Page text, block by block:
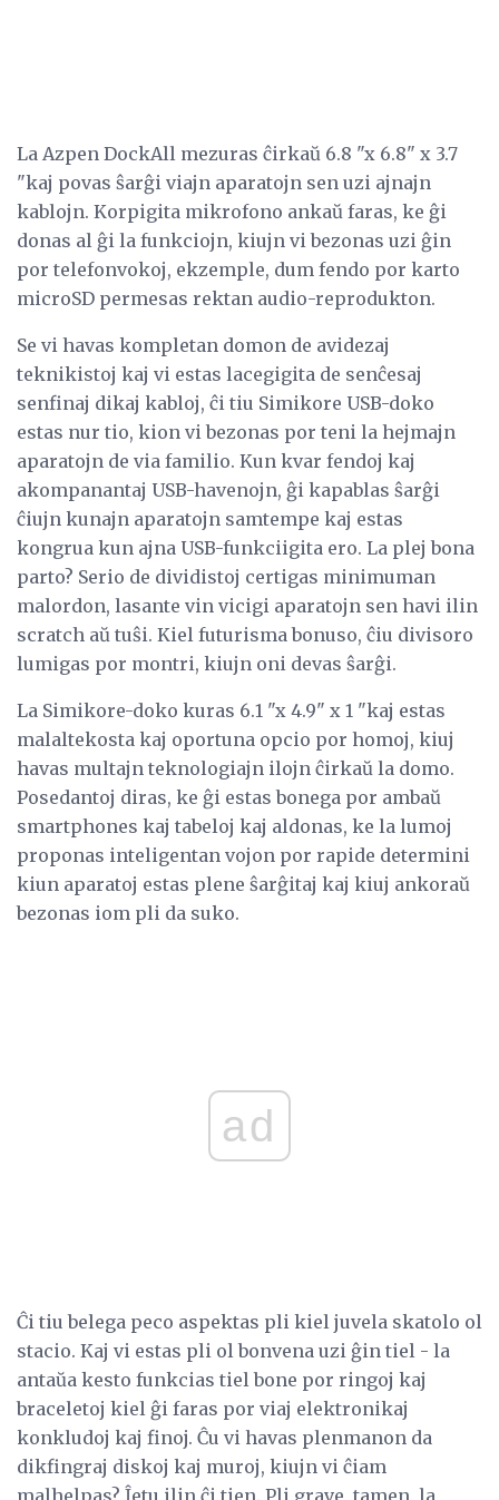
La Azpen DockAll mezuras ĉirkaŭ 6.8 "x 6.8" x 3.7
"kaj povas ŝarĝi viajn aparatojn sen uzi ajnajn
kablojn. Korpigita mikrofono ankaŭ faras, ke ĝi
donas al ĝi la funkciojn, kiujn vi bezonas uzi ĝin
por telefonvokoj, ekzemple, dum fendo por karto
microSD permesas rektan audio-reprodukton.
Se vi havas kompletan domon de avidezaj
teknikistoj kaj vi estas lacegigita de senĉesaj
senfinaj dikaj kabloj, ĉi tiu Simikore USB-doko
estas nur tio, kion vi bezonas por teni la hejmajn
aparatojn de via familio. Kun kvar fendoj kaj
akompanantaj USB-havenojn, ĝi kapablas ŝarĝi
ĉiujn kunajn aparatojn samtempe kaj estas
kongrua kun ajna USB-funkciigita ero. La plej bona
parto? Serio de dividistoj certigas minimuman
malordon, lasante vin vicigi aparatojn sen havi ilin
scratch aŭ tuŝi. Kiel futurisma bonuso, ĉiu divisoro
lumigas por montri, kiujn oni devas ŝarĝi.
La Simikore-doko kuras 6.1 "x 4.9" x 1 "kaj estas
malaltekosta kaj oportuna opcio por homoj, kiuj
havas multajn teknologiajn ilojn ĉirkaŭ la domo.
Posedantoj diras, ke ĝi estas bonega por ambaŭ
smartphones kaj tabeloj kaj aldonas, ke la lumoj
proponas inteligentan vojon por rapide determini
kiun aparatoj estas plene ŝarĝitaj kaj kiuj ankoraŭ
bezonas iom pli da suko.
ad
Ĉi tiu belega peco aspektas pli kiel juvela skatolo ol
stacio. Kaj vi estas pli ol bonvena uzi ĝin tiel - la
antaŭa kesto funkcias tiel bone por ringoj kaj
braceletoj kiel ĝi faras por viaj elektronikaj
konkludoj kaj finoj. Ĉu vi havas plenmanon da
dikfingraj diskoj kaj muroj, kiujn vi ĉiam
malhelpas? Ĵetu ilin ĉi tien. Pli grave, tamen, la